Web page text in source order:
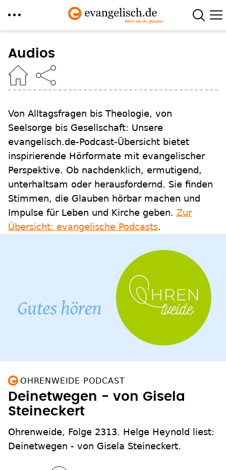
zum
Inhalt
Audios
Von Alltagsfragen bis Theologie, von
Seelsorge bis Gesellschaft: Unsere
evangelisch.de-Podcast-Übersicht bietet
inspirierende Hörformate mit evangelischer
Perspektive. Ob nachdenklich, ermutigend,
unterhaltsam oder herausfordernd. Sie finden
Stimmen, die Glauben hörbar machen und
Impulse für Leben und Kirche geben. Zur
Übersicht: evangelische Podcasts.
OHRENWEIDE PODCAST
Deinetwegen - von Gisela
Steineckert
Ohrenweide, Folge 2313. Helge Heynold liest:
Deinetwegen - von Gisela Steineckert.